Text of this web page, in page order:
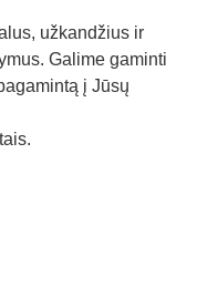
užkandžius ir
Galime gaminti
į Jūsų